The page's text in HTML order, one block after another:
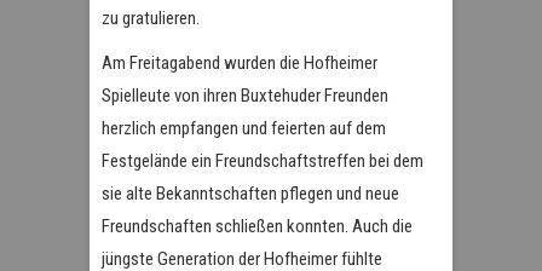
zu gratulieren.
Am Freitagabend wurden die Hofheimer
Spielleute von ihren Buxtehuder Freunden
herzlich empfangen und feierten auf dem
Festgelände ein Freundschaftstreffen bei dem
sie alte Bekanntschaften pflegen und neue
Freundschaften schließen konnten. Auch die
jüngste Generation der Hofheimer fühlte